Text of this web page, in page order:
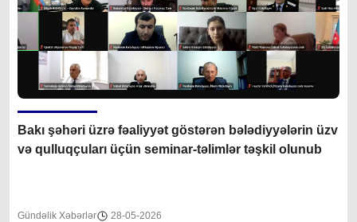
Bakı şəhəri üzrə fəaliyyət göstərən bələdiyyələrin üzv
və qulluqçuları üçün seminar-təlimlər təşkil olunub
Gündəlik Xəbərlər 28-05-2026